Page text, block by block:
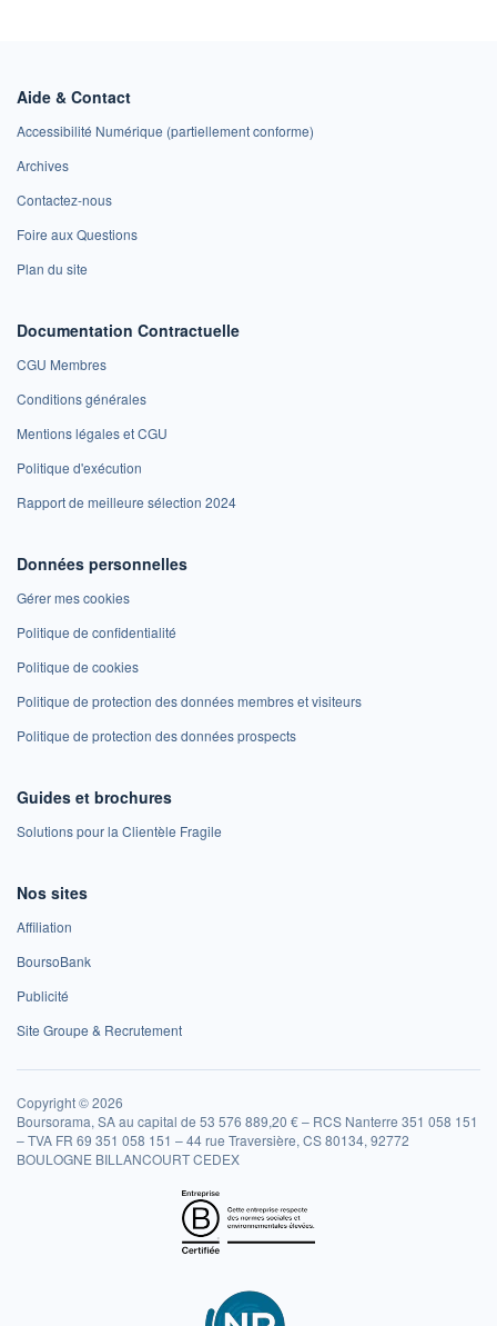
Aide & Contact
Accessibilité Numérique (partiellement conforme)
Archives
Contactez-nous
Foire aux Questions
Plan du site
Documentation Contractuelle
CGU Membres
Conditions générales
Mentions légales et CGU
Politique d'exécution
Rapport de meilleure sélection 2024
Données personnelles
Gérer mes cookies
Politique de confidentialité
Politique de cookies
Politique de protection des données membres et visiteurs
Politique de protection des données prospects
Guides et brochures
Solutions pour la Clientèle Fragile
Nos sites
Affiliation
BoursoBank
Publicité
Site Groupe & Recrutement
Copyright © 2026
Boursorama, SA au capital de 53 576 889,20 € – RCS Nanterre 351 058 151
– TVA FR 69 351 058 151 – 44 rue Traversière, CS 80134, 92772
BOULOGNE BILLANCOURT CEDEX